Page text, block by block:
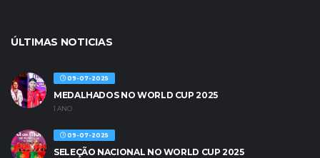
ÚLTIMAS NOTICIAS
09-07-2025
MEDALHADOS NO WORLD CUP 2025
1 ANO
09-07-2025
SELEÇÃO NACIONAL NO WORLD CUP 2025